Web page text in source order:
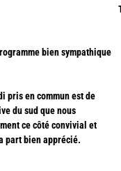
bien sympathique
pris en commun est de
du sud que nous
ce côté convivial et
part bien apprécié.